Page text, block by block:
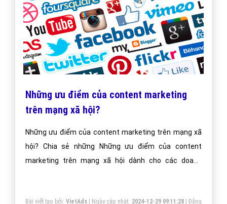
Những ưu điểm của content marketing
trên mạng xã hội?
Những ưu điểm của content marketing trên mạng xã
hội? Chia sẻ những Những ưu điểm của content
marketing trên mạng xã hội dành cho các doanh
Bài viết tạo bởi: VietAds| Ngày cập nhật: 2024-12-29 09:11:28|Đăng